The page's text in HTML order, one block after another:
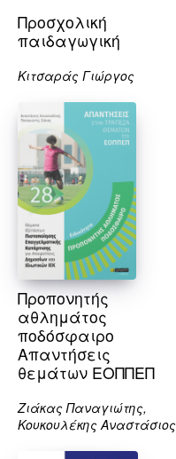
Προσχολική
παιδαγωγική
Κιτσαράς Γιώργος
Προπονητής
αθλημάτος
ποδόσφαιρο
Απαντήσεις
θεμάτων ΕΟΠΠΕΠ
Ζιάκας Παναγιώτης,
Κουκουλέκης Αναστάσιος